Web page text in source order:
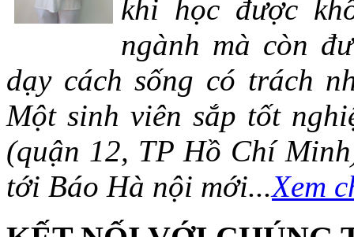
khi học được
ngành mà còn
dạy cách sống có trách
Một sinh viên sắp tốt
(quận 12, TP Hồ Chí
tới Báo Hà nội mới...Xem